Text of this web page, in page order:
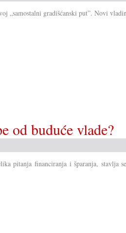
„samostalni gradišćanski put”. Novi
od buduće vlade?
pitanja financiranja i šparanja, stavlja